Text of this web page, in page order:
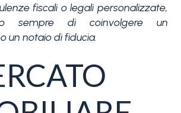
fiscali o legali personalizzate,
sempre di coinvolgere un
un notaio di fiducia.